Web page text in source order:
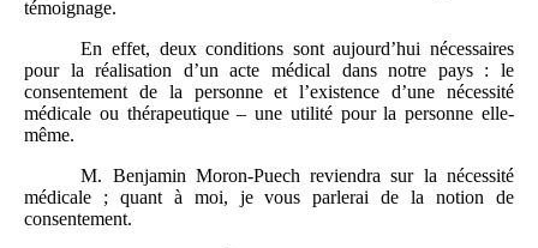
témoignage.
En effet, deux conditions sont aujourd’hui nécessaires
pour la réalisation d’un acte médical dans notre pays : le
consentement de la personne et l’existence d’une nécessité
médicale ou thérapeutique – une utilité pour la personne elle-
même.
M. Benjamin Moron-Puech reviendra sur la nécessité
médicale ; quant à moi, je vous parlerai de la notion de
consentement.